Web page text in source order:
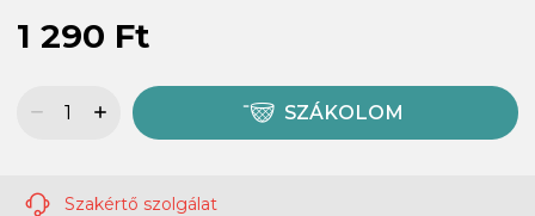
1 290 Ft
SZÁKOLOM
Szakértő szolgálat